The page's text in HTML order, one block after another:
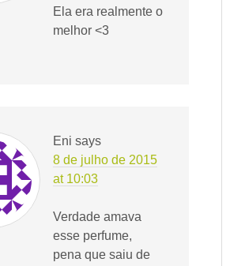
Ela era realmente o
melhor <3
Eni says
8 de julho de 2015
at 10:03
Verdade amava
esse perfume,
pena que saiu de